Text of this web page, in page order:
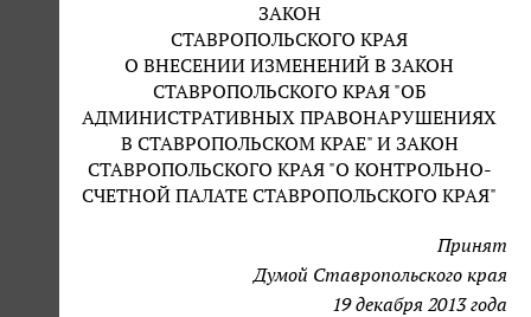
ЗАКОН
СТАВРОПОЛЬСКОГО КРАЯ
О ВНЕСЕНИИ ИЗМЕНЕНИЙ В ЗАКОН
СТАВРОПОЛЬСКОГО КРАЯ "ОБ
АДМИНИСТРАТИВНЫХ ПРАВОНАРУШЕНИЯХ
В СТАВРОПОЛЬСКОМ КРАЕ" И ЗАКОН
СТАВРОПОЛЬСКОГО КРАЯ "О КОНТРОЛЬНО-
СЧЕТНОЙ ПАЛАТЕ СТАВРОПОЛЬСКОГО КРАЯ"
Принят
Думой Ставропольского края
19 декабря 2013 года